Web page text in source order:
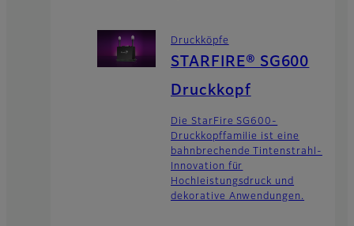
Druckköpfe
STARFIRE® SG600
Druckkopf
Die StarFire SG600-
Druckkopffamilie ist eine
bahnbrechende Tintenstrahl-
Innovation für
Hochleistungsdruck und
dekorative Anwendungen.